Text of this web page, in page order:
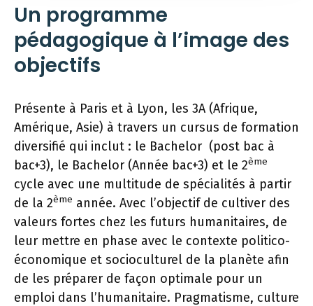
Un programme
pédagogique à l’image des
objectifs
Présente à Paris et à Lyon, les 3A (Afrique,
Amérique, Asie) à travers un cursus de formation
diversifié qui inclut : le Bachelor (post bac à
bac+3), le Bachelor (Année bac+3) et le 2ème
cycle avec une multitude de spécialités à partir
de la 2ème année. Avec l’objectif de cultiver des
valeurs fortes chez les futurs humanitaires, de
leur mettre en phase avec le contexte politico-
économique et socioculturel de la planète afin
de les préparer de façon optimale pour un
emploi dans l’humanitaire. Pragmatisme, culture